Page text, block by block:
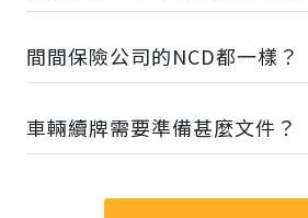
間間保險公司的NCD都一樣？
車輛續牌需要準備甚麼文件？